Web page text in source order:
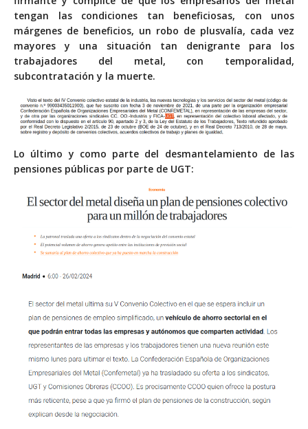
tengan las condiciones tan beneficiosas, con unos
márgenes de beneficios, un robo de plusvalía, cada vez
mayores y una situación tan denigrante para los
trabajadores del metal, con temporalidad,
subcontratación y la muerte.
Lo último y como parte del desmantelamiento de las
pensiones públicas por parte de UGT: